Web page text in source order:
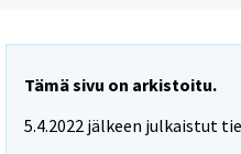
Tämä sivu on arkistoitu.
5.4.2022 jälkeen julkaistut